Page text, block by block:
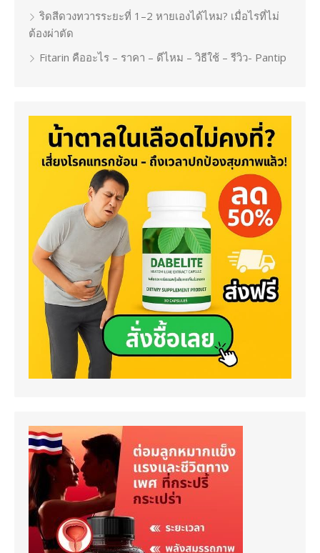
ริดสีดวงทวารระยะที่ 1–2 หายเองได้ไหม? เมื่อไรที่ไม่
ต้องผ่าตัด
Fitarin คืออะไร – ราคา – ดีไหม – วิธีใช้ – รีวิว- Pantip